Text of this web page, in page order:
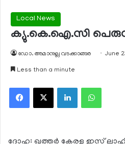
Local News
ക്യു.കെ.ഐ.സി
ഡോ. അമാനുല്ല വടക്കാങ്ങര June
Less than a minute
Facebook
X LinkedIn
ദോഹ: ഖത്തര്‍ കേരള ഇസ് ലാഹി